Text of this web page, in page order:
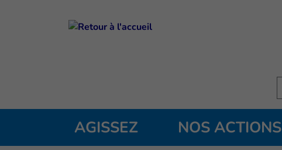
AGISSEZ
NOS ACTIONS